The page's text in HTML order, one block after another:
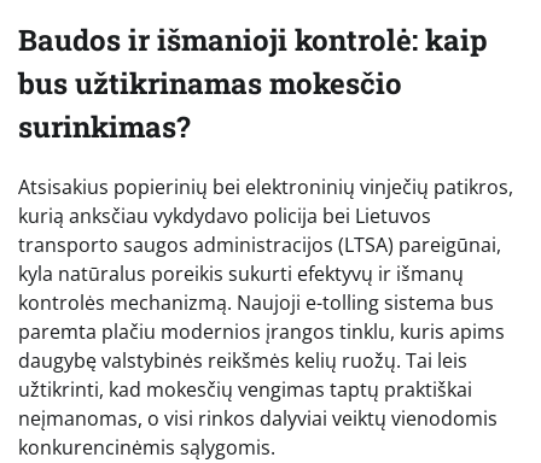
Baudos ir išmanioji kontrolė: kaip
bus užtikrinamas mokesčio
surinkimas?
Atsisakius popierinių bei elektroninių vinječių patikros,
kurią anksčiau vykdydavo policija bei Lietuvos
transporto saugos administracijos (LTSA) pareigūnai,
kyla natūralus poreikis sukurti efektyvų ir išmanų
kontrolės mechanizmą. Naujoji e-tolling sistema bus
paremta plačiu modernios įrangos tinklu, kuris apims
daugybę valstybinės reikšmės kelių ruožų. Tai leis
užtikrinti, kad mokesčių vengimas taptų praktiškai
neįmanomas, o visi rinkos dalyviai veiktų vienodomis
konkurencinėmis sąlygomis.